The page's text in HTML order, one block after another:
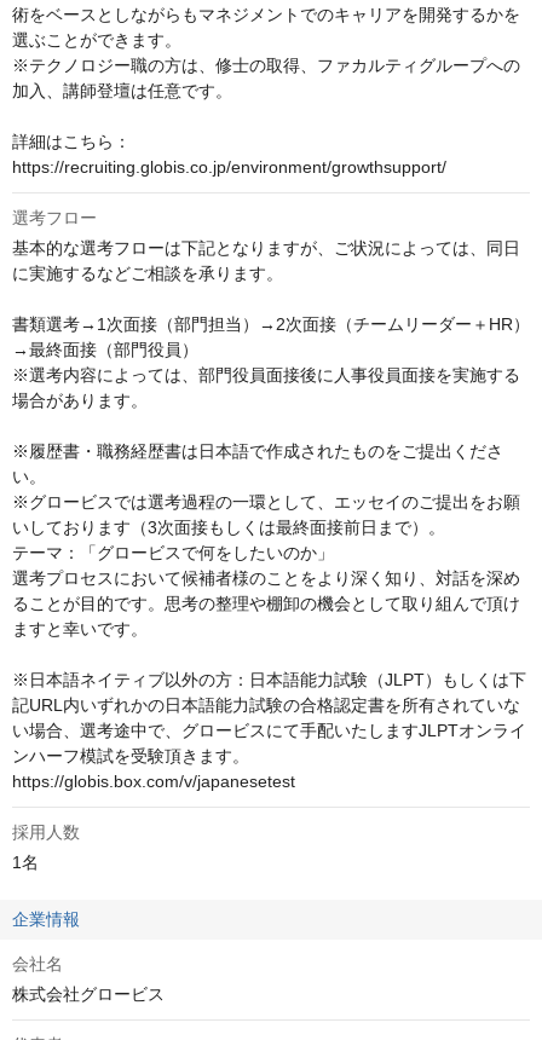
術をベースとしながらもマネジメントでのキャリアを開発するかを
選ぶことができます。
※テクノロジー職の方は、修士の取得、ファカルティグループへの
加入、講師登壇は任意です。
詳細はこちら：
https://recruiting.globis.co.jp/environment/growthsupport/
選考フロー
基本的な選考フローは下記となりますが、ご状況によっては、同日
に実施するなどご相談を承ります。
書類選考→1次面接（部門担当）→2次面接（チームリーダー＋HR）
→最終面接（部門役員）
※選考内容によっては、部門役員面接後に人事役員面接を実施する
場合があります。
※履歴書・職務経歴書は日本語で作成されたものをご提出くださ
い。
※グロービスでは選考過程の一環として、エッセイのご提出をお願
いしております（3次面接もしくは最終面接前日まで）。
テーマ：「グロービスで何をしたいのか」
選考プロセスにおいて候補者様のことをより深く知り、対話を深め
ることが目的です。思考の整理や棚卸の機会として取り組んで頂け
ますと幸いです。
※日本語ネイティブ以外の方：日本語能力試験（JLPT）もしくは下
記URL内いずれかの日本語能力試験の合格認定書を所有されていな
い場合、選考途中で、グロービスにて手配いたしますJLPTオンライ
ンハーフ模試を受験頂きます。
https://globis.box.com/v/japanesetest
採用人数
1名
企業情報
会社名
株式会社グロービス